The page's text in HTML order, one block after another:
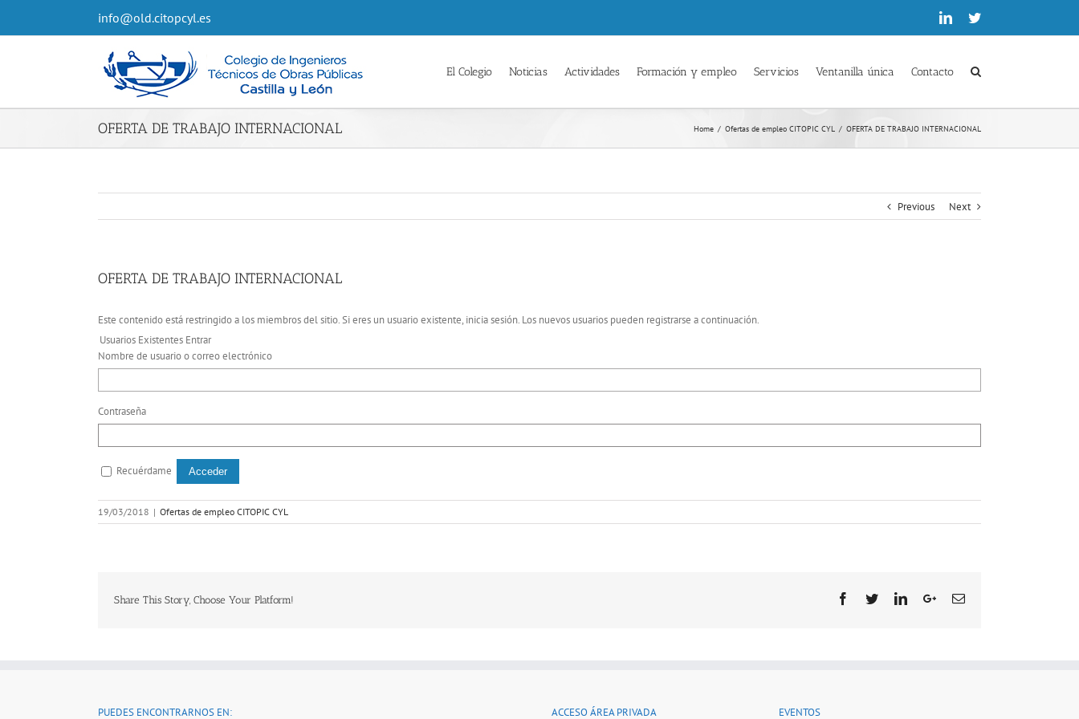
info@old.citopcyl.es LinkedinTwitter
El Colegio Noticias Actividades Formación y empleo Servicios Ventanilla única Contacto
OFERTA DE TRABAJO INTERNACIONAL Home / Ofertas de empleo CITOPIC CYL / OFERTA DE TRABAJO INTERNACIONAL
Previous Next
OFERTA DE TRABAJO INTERNACIONAL
Este contenido está restringido a los miembros del sitio. Si eres un usuario existente, inicia sesión. Los nuevos usuarios pueden registrarse a continuación.
Usuarios Existentes Entrar
Nombre de usuario o correo electrónico
Contraseña
Recuérdame
19/03/2018 | Ofertas de empleo CITOPIC CYL
Share This Story, Choose Your Platform! Facebook
TwitterLinkedinGoogle+Email
PUEDES ENCONTRARNOS EN: ACCESO ÁREA PRIVADA EVENTOS